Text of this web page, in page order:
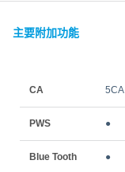
主要附加功能
CA 5CA
PWS ●
Blue Tooth ●